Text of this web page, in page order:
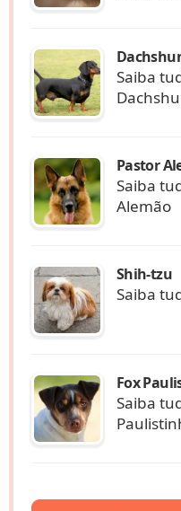
Saiba
Pastor
Saiba
Alemão
Shih-tzu
Saiba
Fox
Saiba